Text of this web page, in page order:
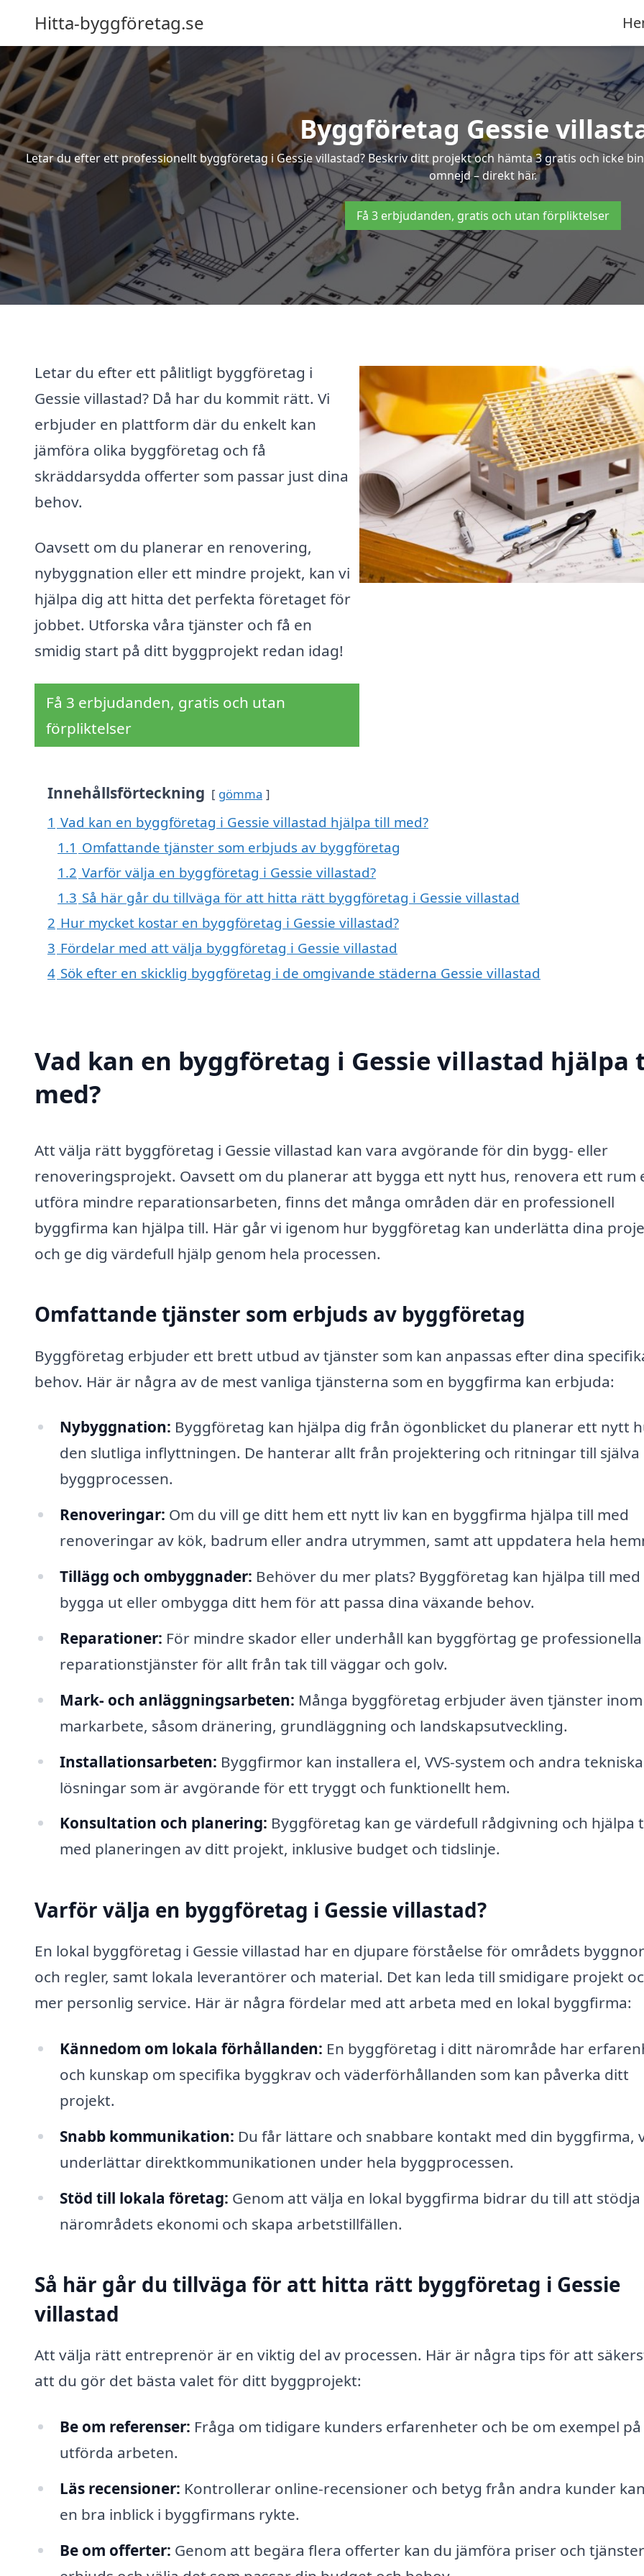
Hitta-byggföretag.se
Byggföretag Gessie
Letar du efter ett professionellt byggföretag i Gessie villastad? Beskriv ditt projekt och hämta 3 gratis och icke
omnejd – direkt här.
Få 3 erbjudanden, gratis och utan förpliktelser
Letar du efter ett pålitligt byggföretag i
Gessie villastad? Då har du kommit rätt. Vi
erbjuder en plattform där du enkelt kan
jämföra olika byggföretag och få
skräddarsydda offerter som passar just dina
behov.
Oavsett om du planerar en renovering,
nybyggnation eller ett mindre projekt, kan vi
hjälpa dig att hitta det perfekta företaget för
jobbet. Utforska våra tjänster och få en
smidig start på ditt byggprojekt redan idag!
Få 3 erbjudanden, gratis och utan
förpliktelser
Innehållsförteckning gömma
1 Vad kan en byggföretag i Gessie villastad hjälpa till med?
1.1 Omfattande tjänster som erbjuds av byggföretag
1.2 Varför välja en byggföretag i Gessie villastad?
1.3 Så här går du tillväga för att hitta rätt byggföretag i Gessie villastad
2 Hur mycket kostar en byggföretag i Gessie villastad?
3 Fördelar med att välja byggföretag i Gessie villastad
4 Sök efter en skicklig byggföretag i de omgivande städerna Gessie villastad
Vad kan en byggföretag i Gessie villastad hjälpa
med?
Att välja rätt byggföretag i Gessie villastad kan vara avgörande för din bygg- eller
renoveringsprojekt. Oavsett om du planerar att bygga ett nytt hus, renovera ett rum
utföra mindre reparationsarbeten, finns det många områden där en professionell
byggfirma kan hjälpa till. Här går vi igenom hur byggföretag kan underlätta dina
och ge dig värdefull hjälp genom hela processen.
Omfattande tjänster som erbjuds av byggföretag
Byggföretag erbjuder ett brett utbud av tjänster som kan anpassas efter dina
behov. Här är några av de mest vanliga tjänsterna som en byggfirma kan erbjuda:
Nybyggnation: Byggföretag kan hjälpa dig från ögonblicket du planerar ett nytt
den slutliga inflyttningen. De hanterar allt från projektering och ritningar till själva
byggprocessen.
Renoveringar: Om du vill ge ditt hem ett nytt liv kan en byggfirma hjälpa till med
renoveringar av kök, badrum eller andra utrymmen, samt att uppdatera hela
Tillägg och ombyggnader: Behöver du mer plats? Byggföretag kan hjälpa till
bygga ut eller ombygga ditt hem för att passa dina växande behov.
Reparationer: För mindre skador eller underhåll kan byggförtag ge professionella
reparationstjänster för allt från tak till väggar och golv.
Mark- och anläggningsarbeten: Många byggföretag erbjuder även tjänster inom
markarbete, såsom dränering, grundläggning och landskapsutveckling.
Installationsarbeten: Byggfirmor kan installera el, VVS-system och andra tekniska
lösningar som är avgörande för ett tryggt och funktionellt hem.
Konsultation och planering: Byggföretag kan ge värdefull rådgivning och hjälpa
med planeringen av ditt projekt, inklusive budget och tidslinje.
Varför välja en byggföretag i Gessie villastad?
En lokal byggföretag i Gessie villastad har en djupare förståelse för områdets
och regler, samt lokala leverantörer och material. Det kan leda till smidigare projekt
mer personlig service. Här är några fördelar med att arbeta med en lokal byggfirma:
Kännedom om lokala förhållanden: En byggföretag i ditt närområde har
och kunskap om specifika byggkrav och väderförhållanden som kan påverka ditt
projekt.
Snabb kommunikation: Du får lättare och snabbare kontakt med din byggfirma,
underlättar direktkommunikationen under hela byggprocessen.
Stöd till lokala företag: Genom att välja en lokal byggfirma bidrar du till att stödja
närområdets ekonomi och skapa arbetstillfällen.
Så här går du tillväga för att hitta rätt byggföretag i Gessie
villastad
Att välja rätt entreprenör är en viktig del av processen. Här är några tips för att
att du gör det bästa valet för ditt byggprojekt:
Be om referenser: Fråga om tidigare kunders erfarenheter och be om exempel på
utförda arbeten.
Läs recensioner: Kontrollerar online-recensioner och betyg från andra kunder
en bra inblick i byggfirmans rykte.
Be om offerter: Genom att begära flera offerter kan du jämföra priser och